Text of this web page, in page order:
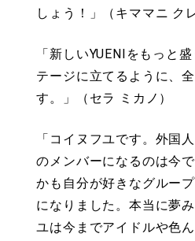
しょう！」（キママニ ク
「新しいYUENIをもっと
テージに立てるように、
す。」（セラ ミカノ）
「コイヌフユです。外国
のメンバーになるのは今
かも自分が好きなグルー
になりました。本当に夢
ユは今までアイドルや色